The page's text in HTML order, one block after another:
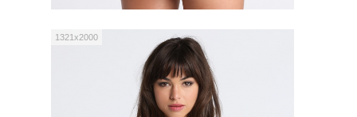
1321x2000